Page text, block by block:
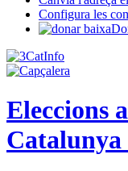
Configura les
Eleccions
Catalunya